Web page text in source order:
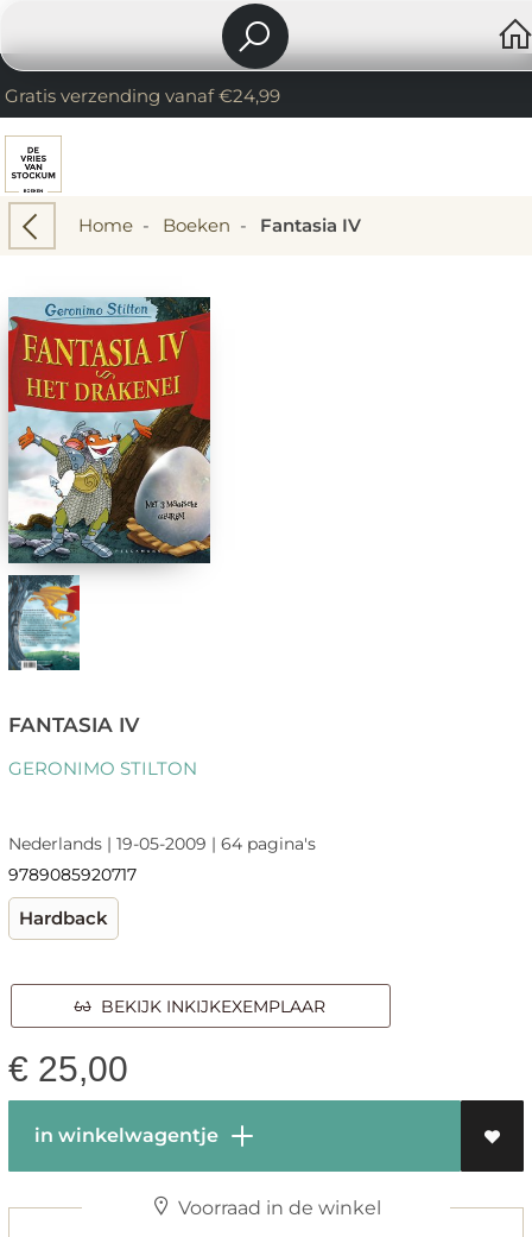
Gratis verzending vanaf €24,99
Home- Boeken - Fantasia IV
FANTASIA IV
GERONIMO STILTON
Nederlands | 19-05-2009 | 64 pagina's
9789085920717
Hardback
BEKIJK INKIJKEXEMPLAAR
€ 25,00
in winkelwagentje
Voorraad in de winkel